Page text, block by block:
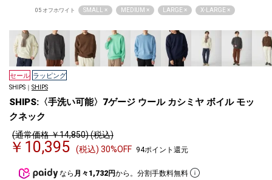
05 オフホワイト SMALL × MEDIUM × LARGE × X-LARGE ×
セール ラッピング
SHIPS｜ SHIPS
SHIPS:〈手洗い可能〉7ゲージ ウール カシミヤ ボイル モッ
クネック
(通常価格 ￥14,850) (税込)
￥10,395 (税込) 30%OFF 94ポイント還元
なら 月々1,732円から。分割手数料無料